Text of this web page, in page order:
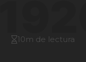
10m de lectura